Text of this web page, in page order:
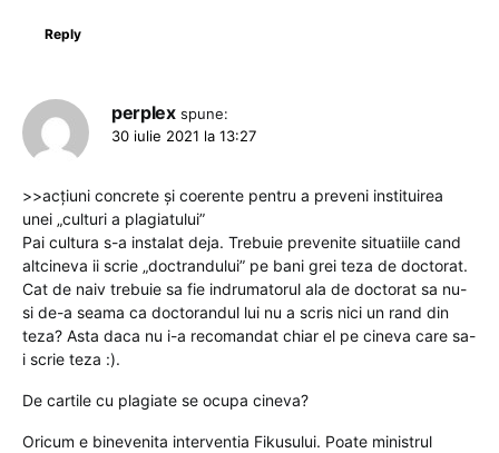
Reply
perplex spune:
30 iulie 2021 la 13:27
>>acțiuni concrete și coerente pentru a preveni instituirea
unei „culturi a plagiatului”
Pai cultura s-a instalat deja. Trebuie prevenite situatiile cand
altcineva ii scrie „doctrandului” pe bani grei teza de doctorat.
Cat de naiv trebuie sa fie indrumatorul ala de doctorat sa nu-
si de-a seama ca doctorandul lui nu a scris nici un rand din
teza? Asta daca nu i-a recomandat chiar el pe cineva care sa-
i scrie teza :).
De cartile cu plagiate se ocupa cineva?
Oricum e binevenita interventia Fikusului. Poate ministrul